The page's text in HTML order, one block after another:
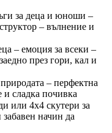
за деца и юноши –
– вълнение и
– емоция за всеки –
през гори, кал и
– перфектна
сладка почивка
или 4х4 скутери за
начин да